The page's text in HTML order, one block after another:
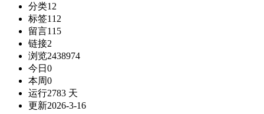
分类12
标签112
留言115
链接2
浏览2438974
今日 0
本周0
运行2783 天
更新2026-3-16